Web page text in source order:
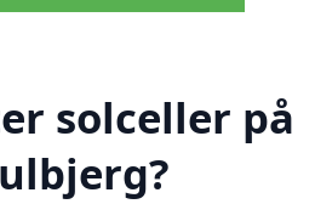
solceller på